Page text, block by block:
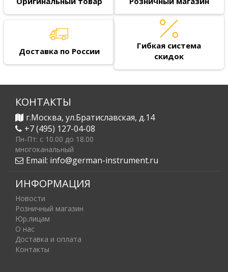
Доставка по России
Гибкая система
скидок
КОНТАКТЫ
г.Москва, ул.Братиславская, д.14
+7 (495) 127-04-08
Пн-Пт: c 10.00 до 18.00
многоканальный
Email: info@german-instrument.ru
ИНФОРМАЦИЯ
Новости
Розничный магазин
Юр.лицам
О нас
Доставка и оплата
Контакты